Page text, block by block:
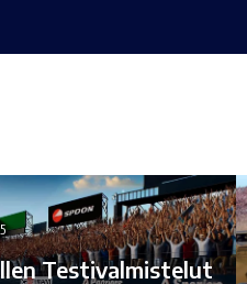
Testivalmistelut